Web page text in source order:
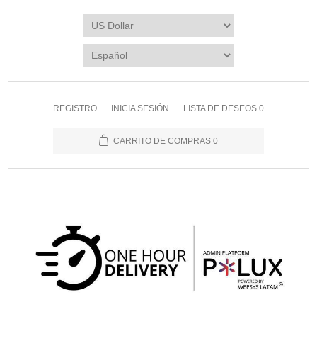
REGISTRO INICIA SESIÓN LISTA DE DESEOS 0
CARRITO DE COMPRAS 0